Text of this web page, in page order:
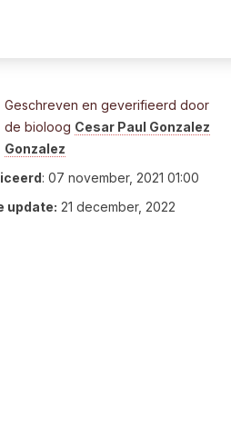
Geschreven en geverifieerd door
de bioloog Cesar Paul Gonzalez
Gonzalez
: 07 november, 2021 01:00
update: 21 december, 2022